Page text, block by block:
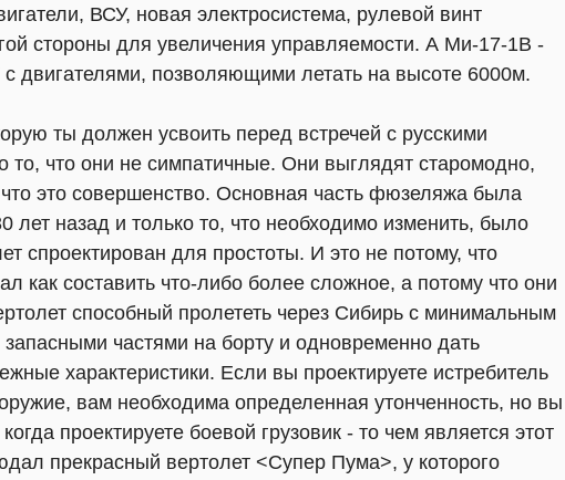
ВСУ, новая электросистема, рулевой винт
стороны для увеличения управляемости. А Ми-17-1В -
двигателями, позволяющими летать на высоте 6000м.
ты должен усвоить перед встречей с русскими
то, что они не симпатичные. Они выглядят старомодно,
это совершенство. Основная часть фюзеляжа была
лет назад и только то, что необходимо изменить, было
спроектирован для простоты. И это не потому, что
как составить что-либо более сложное, а потому что они
способный пролететь через Сибирь с минимальным
частями на борту и одновременно дать
характеристики. Если вы проектируете истребитель
вам необходима определенная утонченность, но вы
проектируете боевой грузовик - то чем является этот
прекрасный вертолет <Супер Пума>, у которого